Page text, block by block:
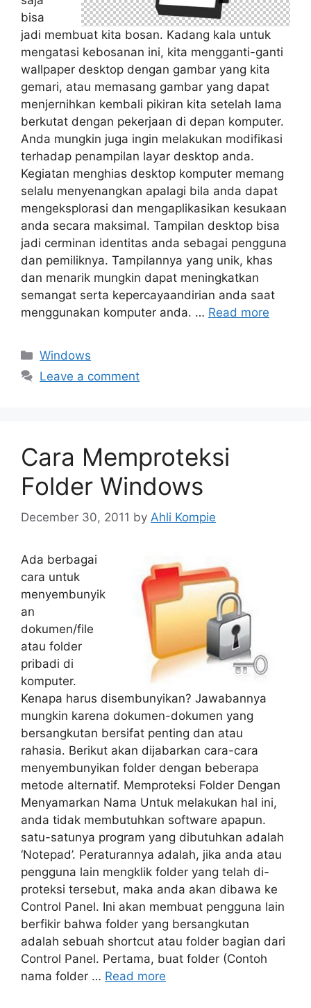
bisa
jadi membuat kita bosan. Kadang kala untuk
mengatasi kebosanan ini, kita mengganti-ganti
wallpaper desktop dengan gambar yang kita
gemari, atau memasang gambar yang dapat
menjernihkan kembali pikiran kita setelah lama
berkutat dengan pekerjaan di depan komputer.
Anda mungkin juga ingin melakukan modifikasi
terhadap penampilan layar desktop anda.
Kegiatan menghias desktop komputer memang
selalu menyenangkan apalagi bila anda dapat
mengeksplorasi dan mengaplikasikan kesukaan
anda secara maksimal. Tampilan desktop bisa
jadi cerminan identitas anda sebagai pengguna
dan pemiliknya. Tampilannya yang unik, khas
dan menarik mungkin dapat meningkatkan
semangat serta kepercayaandirian anda saat
menggunakan komputer anda. … Read more
Categories
Windows
Leave a comment
Cara Memproteksi
Folder Windows
December 30, 2011 by Ahli Kompie
Ada berbagai
cara untuk
menyembunyik
an
dokumen/file
atau folder
pribadi di
komputer.
Kenapa harus disembunyikan? Jawabannya
mungkin karena dokumen-dokumen yang
bersangkutan bersifat penting dan atau
rahasia. Berikut akan dijabarkan cara-cara
menyembunyikan folder dengan beberapa
metode alternatif. Memproteksi Folder Dengan
Menyamarkan Nama Untuk melakukan hal ini,
anda tidak membutuhkan software apapun.
satu-satunya program yang dibutuhkan adalah
‘Notepad’. Peraturannya adalah, jika anda atau
pengguna lain mengklik folder yang telah di-
proteksi tersebut, maka anda akan dibawa ke
Control Panel. Ini akan membuat pengguna lain
berfikir bahwa folder yang bersangkutan
adalah sebuah shortcut atau folder bagian dari
Control Panel. Pertama, buat folder (Contoh
nama folder … Read more